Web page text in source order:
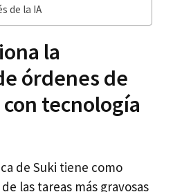
de la IA
la
órdenes de
tecnología
de Suki tiene como
las tareas más gravosas